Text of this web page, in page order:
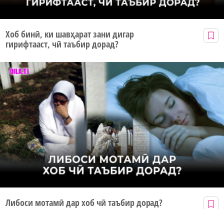
Хоб бинӣ, ки шавҳарат зани дигар
гирифтааст, чӣ таъбир дорад?
Либоси мотамӣ дар хоб чӣ таъбир дорад?